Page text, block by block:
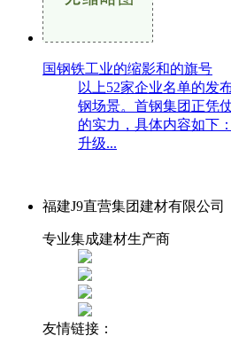
国钢铁工业的缩影和的旗号
以上52家企业名单的发
钢场景。首钢集团正凭
的实力，具体内容如下
升级...
福建J9直营集团建材有限公司
专业集成建材生产商
友情链接：